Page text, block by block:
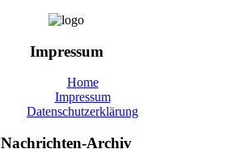
Impressum
Home
Impressum
Datenschutzerklärung
Nachrichten-Archiv